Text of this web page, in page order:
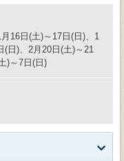
16日(土)～17日(日)、1
(日)、2月20日(土)～21
)～7日(日)